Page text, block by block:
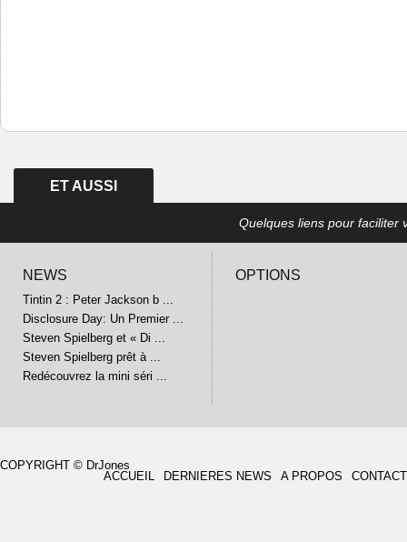
ET AUSSI
Quelques liens pour faciliter
NEWS
Tintin 2 : Peter Jackson b ...
Disclosure Day: Un Premier ...
Steven Spielberg et « Di ...
Steven Spielberg prêt à ...
Redécouvrez la mini séri ...
OPTIONS
COPYRIGHT © DrJones
ACCUEIL
DERNIERES NEWS A PROPOS CONTACT